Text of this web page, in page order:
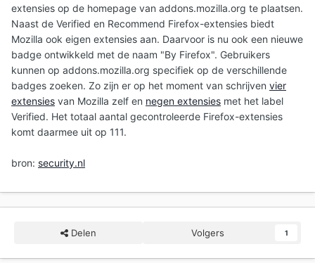
extensies op de homepage van addons.mozilla.org te plaatsen.
Naast de Verified en Recommend Firefox-extensies biedt
Mozilla ook eigen extensies aan. Daarvoor is nu ook een nieuwe
badge ontwikkeld met de naam "By Firefox". Gebruikers
kunnen op addons.mozilla.org specifiek op de verschillende
badges zoeken. Zo zijn er op het moment van schrijven vier
extensies van Mozilla zelf en negen extensies met het label
Verified. Het totaal aantal gecontroleerde Firefox-extensies
komt daarmee uit op 111.
bron: security.nl
Delen Volgers 1